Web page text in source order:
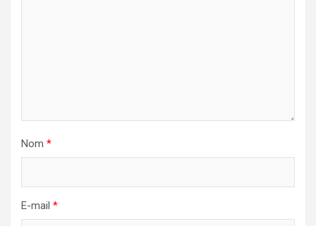
Nom *
E-mail *